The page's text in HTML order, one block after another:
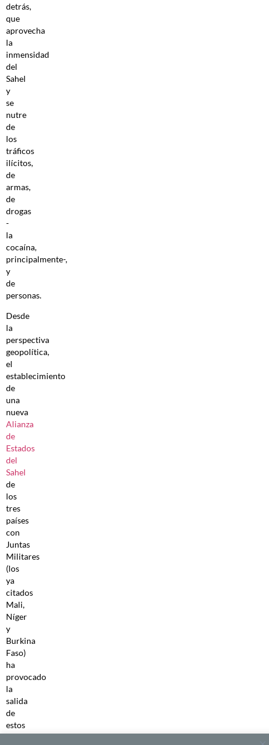
detrás,
que
aprovecha
la
inmensidad
del
Sahel
y
se
nutre
de
los
tráficos
ilícitos,
de
armas,
de
drogas
-
la
cocaína,
principalmente-,
y
de
personas.
Desde
la
perspectiva
geopolítica,
el
establecimiento
de
una
nueva
Alianza
de
Estados
del
Sahel
de
los
tres
países
con
Juntas
Militares
(los
ya
citados
Mali,
Níger
y
Burkina
Faso)
ha
provocado
la
salida
de
estos
de